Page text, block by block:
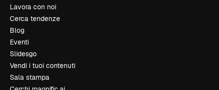
Lavora con noi
Cerca tendenze
Blog
Eventi
Slidesgo
Vendi i tuoi contenuti
Sala stampa